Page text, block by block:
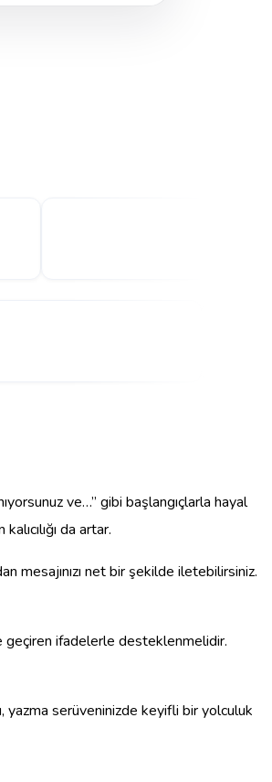
ve…” gibi başlangıçlarla hayal
da artar.
mesajınızı net bir şekilde iletebilirsiniz.
geçiren ifadelerle desteklenmelidir.
yazma serüveninizde keyifli bir yolculuk